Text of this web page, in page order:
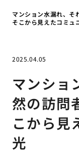
マンション水漏れ、そ
そこから見えたコミュ
2025.04.05
マンショ
然の訪問
こから見
光